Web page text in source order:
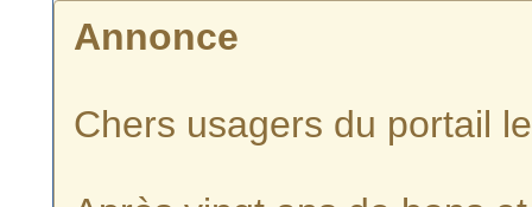
Annonce
Chers usagers du portail